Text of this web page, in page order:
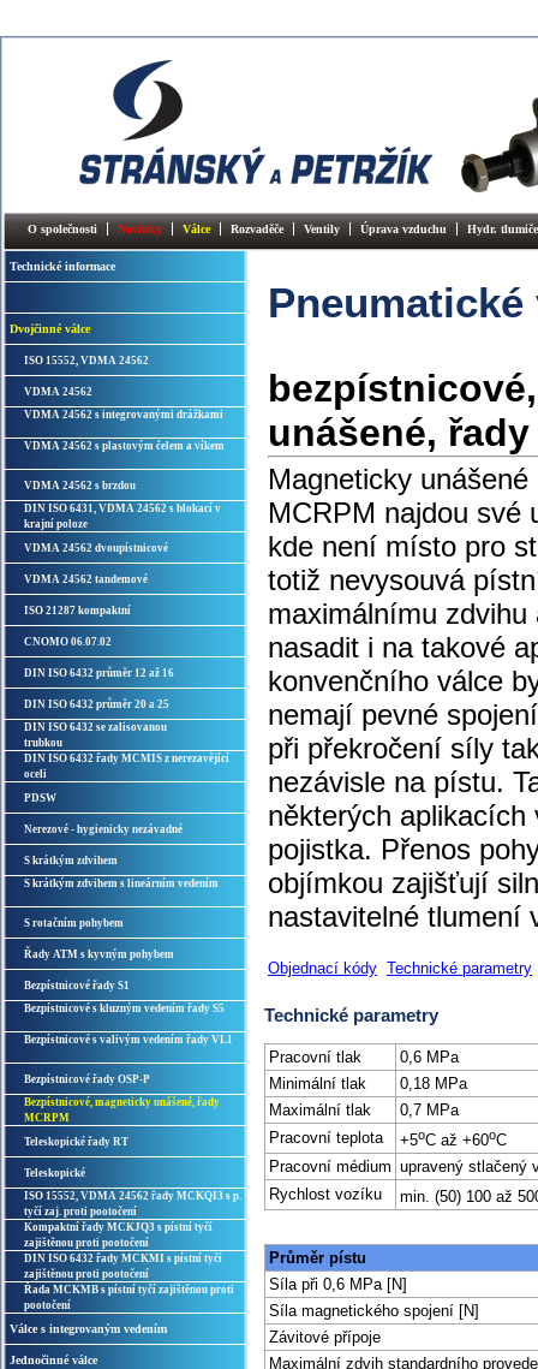
O společnosti Novinky Válce Rozvaděče Ventily Úprava vzduchu Hydr.
Technické informace
Dvojčinné válce
ISO 15552, VDMA 24562
VDMA 24562
VDMA 24562 s integrovanými drážkami
VDMA 24562 s plastovým čelem a víkem
VDMA 24562 s brzdou
DIN ISO 6431, VDMA 24562 s blokací v
krajní poloze
VDMA 24562 dvoupístnicové
VDMA 24562 tandemové
ISO 21287 kompaktní
CNOMO 06.07.02
DIN ISO 6432 průměr 12 až 16
DIN ISO 6432 průměr 20 a 25
DIN ISO 6432 se zalisovanou
trubkou
DIN ISO 6432 řady MCMIS z nerezavějící
oceli
PDSW
Nerezové - hygienicky nezávadné
S krátkým zdvihem
S krátkým zdvihem s lineárním vedením
S rotačním pohybem
Řady ATM s kyvným pohybem
Bezpístnicové řady S1
Bezpístnicové s kluzným vedením řady S5
Bezpístnicové s valivým vedením řady VL1
Bezpístnicové řady OSP-P
Bezpístnicové, magneticky unášené, řady
MCRPM
Teleskopické řady RT
Teleskopické
ISO 15552, VDMA 24562 řady MCKQI3 s p.
tyčí zaj. proti pootočení
Kompaktní řady MCKJQ3 s pístní tyčí
zajištěnou proti pootočení
DIN ISO 6432 řady MCKMI s pístní tyčí
zajištěnou proti pootočení
Řada MCKMB s pístní tyčí zajištěnou proti
pootočení
Válce s integrovaným vedením
Jednočinné válce
unášené, řady
Magneticky
MCRPM najdou své
kde není místo pro
totiž nevysouvá
maximálnímu
nasadit i na takové
konvenčního válce
nemají pevné
při překročení síly
nezávisle na pístu.
některých
pojistka. Přenos
objímkou zajišťují
nastavitelné tlumení
Objednací kódy Technické parametry
Technické parametry
Pracovní tlak
0,6 MPa
Minimální tlak
0,18 MPa
Maximální tlak
0,7 MPa
Pracovní teplota
+5oC až +60oC
Pracovní médium upravený stlačený
Rychlost vozíku
min. (50) 100 až
Průměr pístu
Síla při 0,6 MPa [N]
Síla magnetického spojení [N]
Závitové přípoje
Maximální zdvih standardního